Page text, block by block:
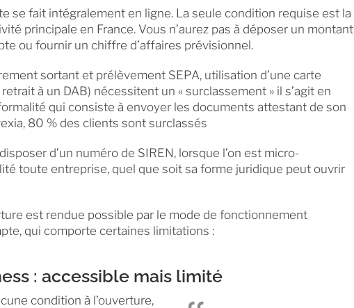
se fait intégralement en ligne. La seule condition requise est la
principale en France. Vous n’aurez pas à déposer un montant
ou fournir un chiffre d’affaires prévisionnel.
sortant et prélèvement SEPA, utilisation d’une carte
retrait à un DAB) nécessitent un « surclassement » il s’agit en
qui consiste à envoyer les documents attestant de son
80 % des clients sont surclassés
d’un numéro de SIREN, lorsque l’on est micro-
toute entreprise, quel que soit sa forme juridique peut ouvrir
est rendue possible par le mode de fonctionnement
qui comporte certaines limitations :
: accessible mais limité
condition à l’ouverture,